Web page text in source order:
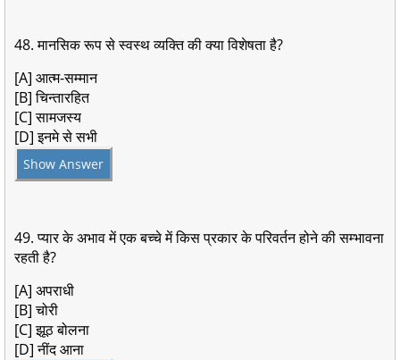
48. मानसिक रूप से स्वस्थ व्यक्ति की क्या विशेषता है?
[A] आत्म-सम्मान
[B] चिन्तारहित
[C] सामजस्य
[D] इनमे से सभी
Show Answer
49. प्यार के अभाव में एक बच्चे में किस प्रकार के परिवर्तन होने की सम्भावना
रहती है?
[A] अपराधी
[B] चोरी
[C] झूठ बोलना
[D] नींद आना